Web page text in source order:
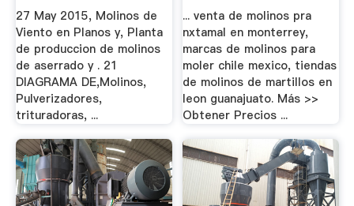
27 May 2015, Molinos de
Viento en Planos y, Planta
de produccion de molinos
de aserrado y . 21
DIAGRAMA DE,Molinos,
Pulverizadores,
trituradoras, ...
.
... venta de molinos pra
nxtamal en monterrey,
marcas de molinos para
moler chile mexico, tiendas
de molinos de martillos en
leon guanajuato. Más >>
Obtener Precios ...